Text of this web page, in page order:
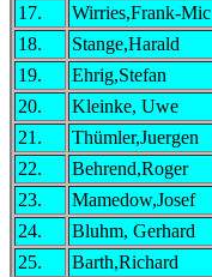
17.
Wirries,Frank-Mic
18.
Stange,Harald
19.
Ehrig,Stefan
20.
Kleinke, Uwe
21.
Thümler,Juergen
22.
Behrend,Roger
23.
Mamedow,Josef
24.
Bluhm, Gerhard
25.
Barth,Richard